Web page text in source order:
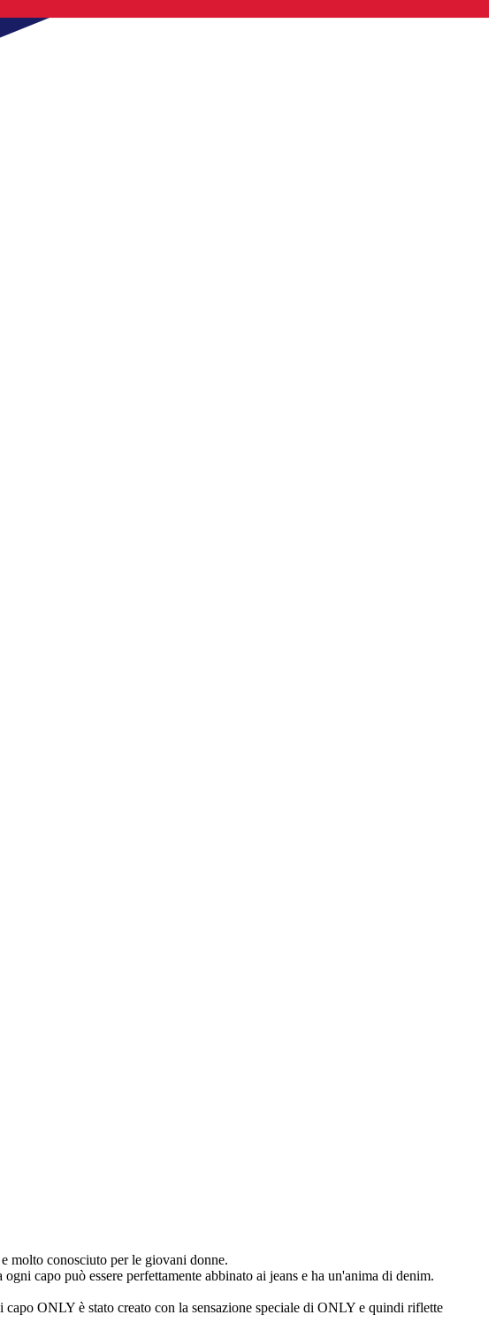
molto conosciuto per le giovani donne.
capo può essere perfettamente abbinato ai jeans e ha un'anima di denim.
ONLY è stato creato con la sensazione speciale di ONLY e quindi riflette